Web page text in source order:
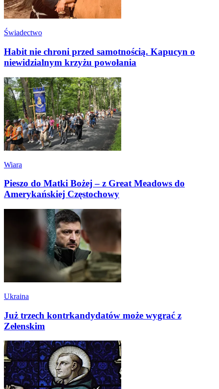
Świadectwo
Habit nie chroni przed samotnością. Kapucyn o
niewidzialnym krzyżu powołania
Wiara
Pieszo do Matki Bożej – z Great Meadows do
Amerykańskiej Częstochowy
Ukraina
Już trzech kontrkandydatów może wygrać z
Zełenskim